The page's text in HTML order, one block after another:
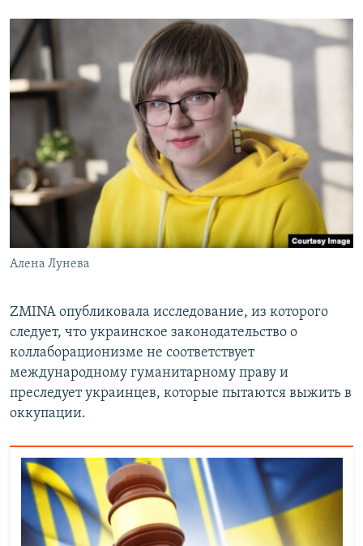
Алена Лунева
ZMINA опубликовала исследование, из которого
следует, что украинское законодательство о
коллаборационизме не соответствует
международному гуманитарному праву и
преследует украинцев, которые пытаются выжить в
оккупации.